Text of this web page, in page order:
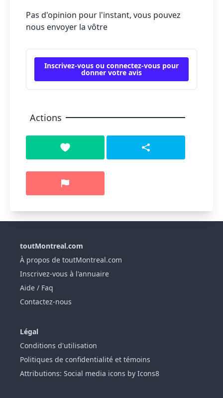
Pas d'opinion pour l'instant, vous pouvez
nous envoyer la vôtre
Inscrivez-vous ou connectez-vous pour
donner votre avis
Actions
toutMontreal.com
À propos de toutMontreal.com
Inscrivez-vous à l'annuaire
Aide / Faq
Contactez-nous
Légal
Conditions d'utilisation
Politiques de confidentialité et témoins
Attributions: Social media icons by Icons8